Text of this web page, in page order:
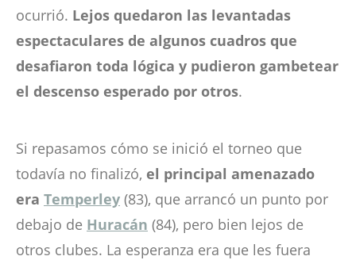
ocurrió. Lejos quedaron las levantadas
espectaculares de algunos cuadros que
desafiaron toda lógica y pudieron gambetear
el descenso esperado por otros.
Si repasamos cómo se inició el torneo que
todavía no finalizó, el principal amenazado
era Temperley (83), que arrancó un punto por
debajo de Huracán (84), pero bien lejos de
otros clubes. La esperanza era que les fuera